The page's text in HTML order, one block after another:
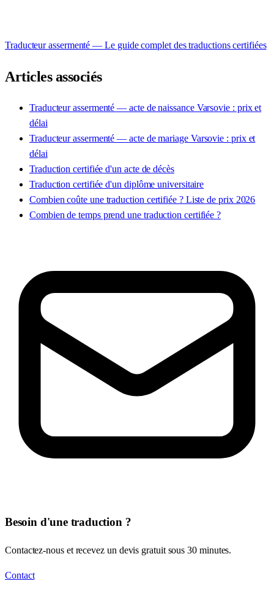
Traducteur assermenté — Le guide complet des traductions certifiées
Articles associés
Traducteur assermenté — acte de naissance Varsovie : prix et
délai
Traducteur assermenté — acte de mariage Varsovie : prix et
délai
Traduction certifiée d'un acte de décès
Traduction certifiée d'un diplôme universitaire
Combien coûte une traduction certifiée ? Liste de prix 2026
Combien de temps prend une traduction certifiée ?
Besoin d'une traduction ?
Contactez-nous et recevez un devis gratuit sous 30 minutes.
Contact